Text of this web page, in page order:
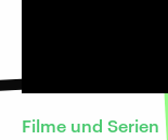
Filme und Serien